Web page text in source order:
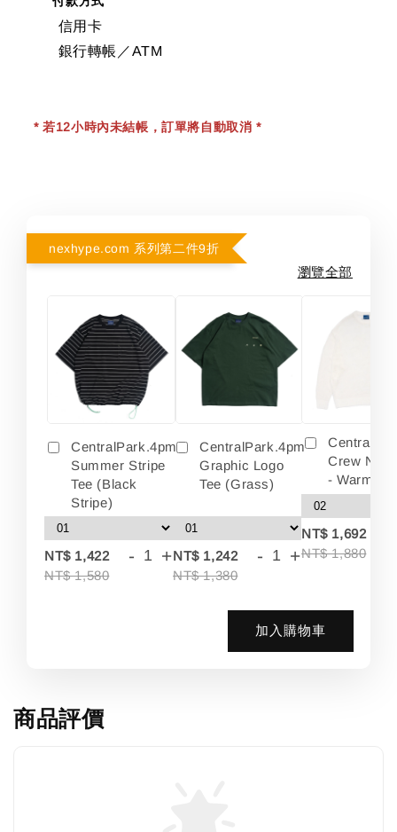
信用卡
銀行轉帳／ATM
* 若12小時內未結帳，訂單將自動取消 *
nexhype.com 系列第二件9折
瀏覽全部
CentralPark.4pm
Summer Stripe
Tee (Black
Stripe)
NT$ 1,422
NT$ 1,580
- +
CentralPark.4pm
Graphic Logo
Tee (Grass)
NT$ 1,242
NT$ 1,380
- +
Crew
- Warm
NT$ 1,692
NT$ 1,880
加入購物車
商品評價